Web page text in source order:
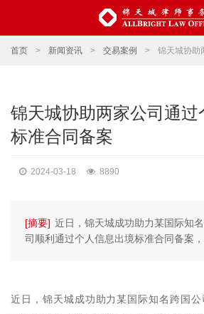
首页 > 新闻资讯 > 交易案例 > 锦天城协助两家
锦天城协助两家公司通过
标准合同备案
2024-03-18 8890
[摘要] 近日，锦天城成功助力某国际知
司顺利通过个人信息出境标准合同备案，
近日，锦天城成功助力某国际知名跨国